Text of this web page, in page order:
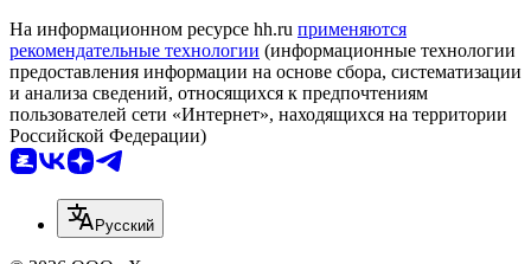
На информационном ресурсе hh.ru применяются
рекомендательные технологии (информационные технологии
предоставления информации на основе сбора, систематизации
и анализа сведений, относящихся к предпочтениям
пользователей сети «Интернет», находящихся на территории
Российской Федерации)
Русский